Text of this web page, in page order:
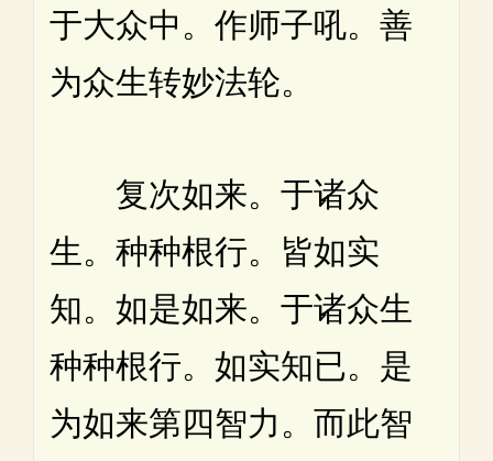
于大众中。作师子吼。善
为众生转妙法轮。
复次如来。于诸众
生。种种根行。皆如实
知。如是如来。于诸众生
种种根行。如实知已。是
为如来第四智力。而此智